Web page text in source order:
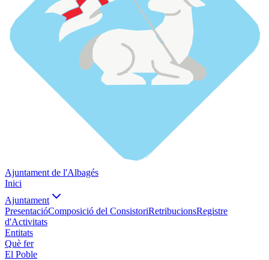
Ajuntament de l'Albagés
Inici
Ajuntament
PresentacióComposició del ConsistoriRetribucionsRegistre
d'Activitats
Entitats
Què fer
El Poble